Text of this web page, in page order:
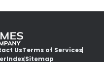
UsTerms of Services
IndexSitemap